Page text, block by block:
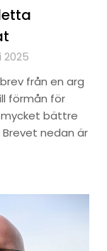
från en arg
förmån för
mycket bättre
nedan är